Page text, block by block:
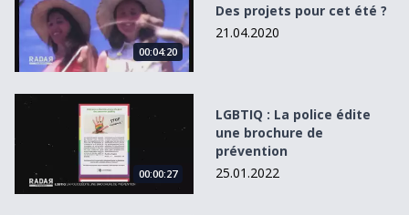
00:04:20
Des projets pour cet été ?
21.04.2020
LGBTIQ : La police édite une brochure de prévention
00:00:27
LGBTIQ : La police édite
une brochure de
prévention
25.01.2022